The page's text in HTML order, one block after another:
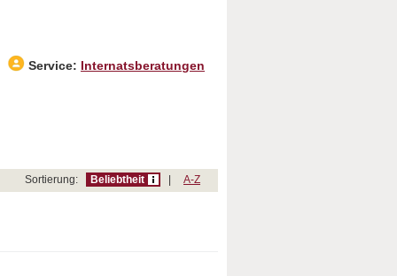
Service: Internatsberatungen
Sortierung: Beliebtheit A-Z